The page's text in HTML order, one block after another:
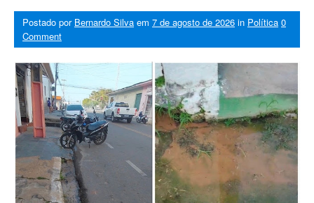
Postado por Bernardo Silva em 7 de agosto de 2026 in Política 0
Comment